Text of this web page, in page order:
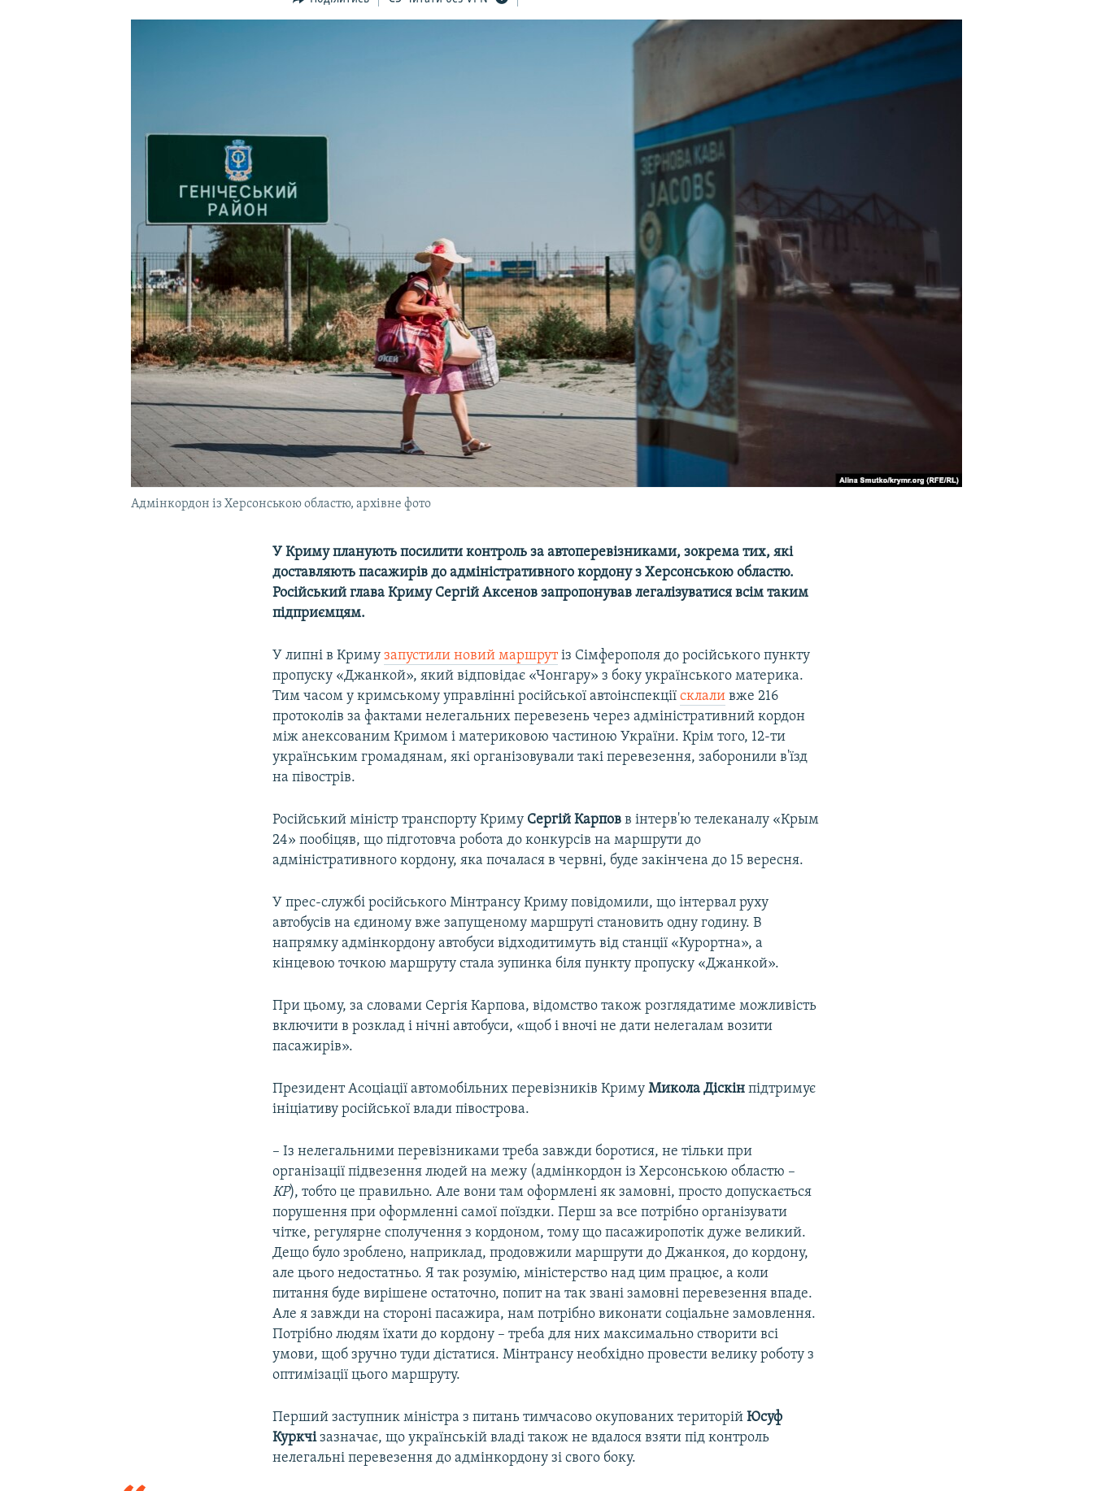
Адмінкордон із Херсонською областю, архівне фото
У Криму планують посилити контроль за автоперевізниками, зокрема тих, які
доставляють пасажирів до адміністративного кордону з Херсонською областю.
Російський глава Криму Сергій Аксенов запропонував легалізуватися всім таким
підприємцям.
У липні в Кримузапустили новий маршрутіз Сімферополя до російського пункту
пропуску «Джанкой», який відповідає «Чонгару» з боку українського материка.
Тим часом у кримському управлінні російської автоінспекціїсклали вже 216
протоколів за фактами нелегальних перевезень через адміністративний кордон
між анексованим Кримом і материковою частиною України. Крім того, 12-ти
українським громадянам, які організовували такі перевезення, заборонили в'їзд
на півострів.
Російський міністр транспорту Криму Сергій Карпов в інтерв'ю телеканалу «Крым
24» пообіцяв, що підготовча робота до конкурсів на маршрути до
адміністративного кордону, яка почалася в червні, буде закінчена до 15 вересня.
У прес-службі російського Мінтрансу Криму повідомили, що інтервал руху
автобусів на єдиному вже запущеному маршруті становить одну годину. В
напрямку адмінкордону автобуси відходитимуть від станції «Курортна», а
кінцевою точкою маршруту стала зупинка біля пункту пропуску «Джанкой».
При цьому, за словами Сергія Карпова, відомство також розглядатиме можливість
включити в розклад і нічні автобуси, «щоб і вночі не дати нелегалам возити
пасажирів».
Президент Асоціації автомобільних перевізників КримуМикола Діскін підтримує
ініціативу російської влади півострова.
– Із нелегальними перевізниками треба завжди боротися, не тільки при
організації підвезення людей на межу (адмінкордон із Херсонською областю –
КР), тобто це правильно. Але вони там оформлені як замовні, просто допускається
порушення при оформленні самої поїздки. Перш за все потрібно організувати
чітке, регулярне сполучення з кордоном, тому що пасажиропотік дуже великий.
Дещо було зроблено, наприклад, продовжили маршрути до Джанкоя, до кордону,
але цього недостатньо. Я так розумію, міністерство над цим працює, а коли
питання буде вирішене остаточно, попит на так звані замовні перевезення впаде.
Але я завжди на стороні пасажира, нам потрібно виконати соціальне замовлення.
Потрібно людям їхати до кордону – треба для них максимально створити всі
умови, щоб зручно туди дістатися. Мінтрансу необхідно провести велику роботу з
оптимізації цього маршруту.
Перший заступник міністра з питань тимчасово окупованих територійЮсуф
Куркчізазначає, що українській владі також не вдалося взяти під контроль
нелегальні перевезення до адмінкордону зі свого боку.